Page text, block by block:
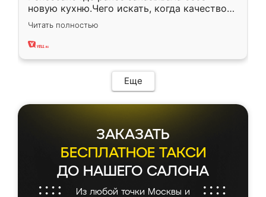
новую кухню.Чего искать, когда качеством
вполне довольна. Служит кухня уже почти
два года, нареканий нет.
Читать полностью
Еще
ЗАКАЗАТЬ
БЕСПЛАТНОЕ ТАКСИ
ДО НАШЕГО САЛОНА
Из любой точки Москвы и